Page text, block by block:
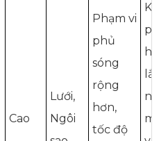
Cao
Lưới,
Ngôi
Phạm vi
phủ
sóng
rộng
hơn,
tốc độ